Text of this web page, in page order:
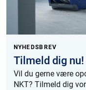
NYHEDSBREV
Tilmeld dig nu!
Vil du gerne være
NKT? Tilmeld dig